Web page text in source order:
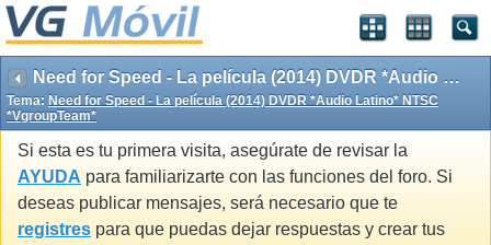
Need for Speed - La película (2014) DVDR *Audio Latino* NTSC *VgroupTeam*
Tema: Need for Speed - La película (2014) DVDR *Audio Latino* NTSC
*VgroupTeam*
Si esta es tu primera visita, asegúrate de revisar la
AYUDA para familiarizarte con las funciones del foro. Si
deseas publicar mensajes, será necesario que te
registres para que puedas dejar respuestas y crear tus